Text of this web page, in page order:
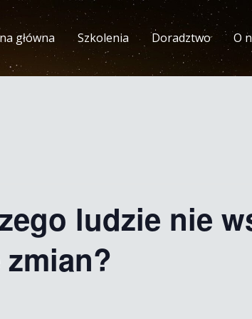
główna Szkolenia Doradztwo O
ludzie nie